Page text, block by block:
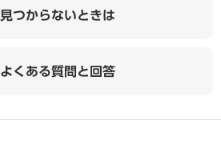
見つからないときは
よくある質問と回答